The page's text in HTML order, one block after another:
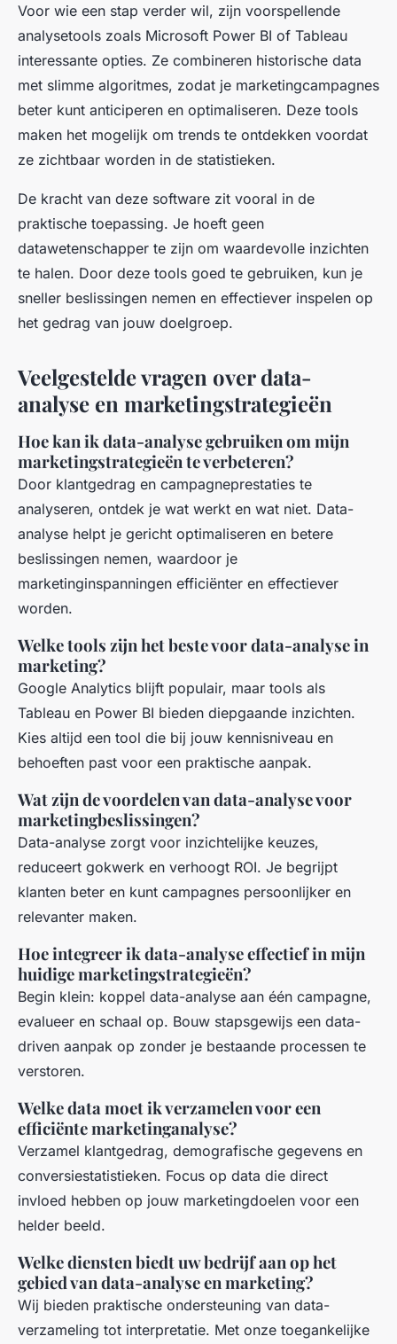
Voor wie een stap verder wil, zijn voorspellende
analysetools zoals Microsoft Power BI of Tableau
interessante opties. Ze combineren historische data
met slimme algoritmes, zodat je marketingcampagnes
beter kunt anticiperen en optimaliseren. Deze tools
maken het mogelijk om trends te ontdekken voordat
ze zichtbaar worden in de statistieken.
De kracht van deze software zit vooral in de
praktische toepassing. Je hoeft geen
datawetenschapper te zijn om waardevolle inzichten
te halen. Door deze tools goed te gebruiken, kun je
sneller beslissingen nemen en effectiever inspelen op
het gedrag van jouw doelgroep.
Veelgestelde vragen over data-
analyse en marketingstrategieën
Hoe kan ik data-analyse gebruiken om mijn
marketingstrategieën te verbeteren?
Door klantgedrag en campagneprestaties te
analyseren, ontdek je wat werkt en wat niet. Data-
analyse helpt je gericht optimaliseren en betere
beslissingen nemen, waardoor je
marketinginspanningen efficiënter en effectiever
worden.
Welke tools zijn het beste voor data-analyse in
marketing?
Google Analytics blijft populair, maar tools als
Tableau en Power BI bieden diepgaande inzichten.
Kies altijd een tool die bij jouw kennisniveau en
behoeften past voor een praktische aanpak.
Wat zijn de voordelen van data-analyse voor
marketingbeslissingen?
Data-analyse zorgt voor inzichtelijke keuzes,
reduceert gokwerk en verhoogt ROI. Je begrijpt
klanten beter en kunt campagnes persoonlijker en
relevanter maken.
Hoe integreer ik data-analyse effectief in mijn
huidige marketingstrategieën?
Begin klein: koppel data-analyse aan één campagne,
evalueer en schaal op. Bouw stapsgewijs een data-
driven aanpak op zonder je bestaande processen te
verstoren.
Welke data moet ik verzamelen voor een
efficiënte marketinganalyse?
Verzamel klantgedrag, demografische gegevens en
conversiestatistieken. Focus op data die direct
invloed hebben op jouw marketingdoelen voor een
helder beeld.
Welke diensten biedt uw bedrijf aan op het
gebied van data-analyse en marketing?
Wij bieden praktische ondersteuning van data-
verzameling tot interpretatie. Met onze toegankelijke